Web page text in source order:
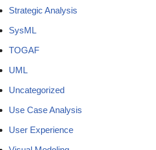
Strategic Analysis
SysML
TOGAF
UML
Uncategorized
Use Case Analysis
User Experience